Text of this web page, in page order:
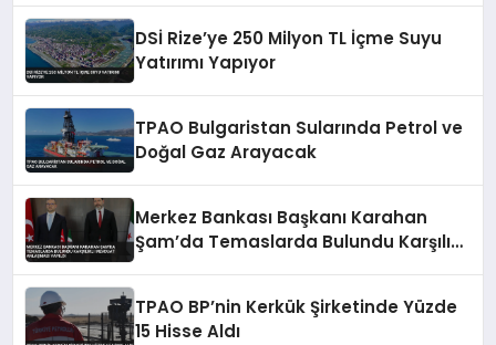
DSİ Rize’ye 250 Milyon TL İçme Suyu
Yatırımı Yapıyor
TPAO Bulgaristan Sularında Petrol ve
Doğal Gaz Arayacak
Merkez Bankası Başkanı Karahan
Şam’da Temaslarda Bulundu Karşılıklı
TPAO BP’nin Kerkük Şirketinde Yüzde
15 Hisse Aldı